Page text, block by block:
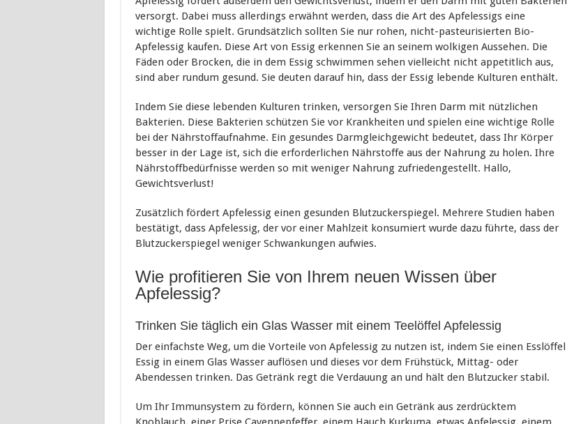
versorgt. Dabei muss allerdings erwähnt werden, dass die Art des Apfelessigs eine
wichtige Rolle spielt. Grundsätzlich sollten Sie nur rohen, nicht-pasteurisierten Bio-
Apfelessig kaufen. Diese Art von Essig erkennen Sie an seinem wolkigen Aussehen. Die
Fäden oder Brocken, die in dem Essig schwimmen sehen vielleicht nicht appetitlich aus,
sind aber rundum gesund. Sie deuten darauf hin, dass der Essig lebende Kulturen enthält.
Indem Sie diese lebenden Kulturen trinken, versorgen Sie Ihren Darm mit nützlichen
Bakterien. Diese Bakterien schützen Sie vor Krankheiten und spielen eine wichtige Rolle
bei der Nährstoffaufnahme. Ein gesundes Darmgleichgewicht bedeutet, dass Ihr Körper
besser in der Lage ist, sich die erforderlichen Nährstoffe aus der Nahrung zu holen. Ihre
Nährstoffbedürfnisse werden so mit weniger Nahrung zufriedengestellt. Hallo,
Gewichtsverlust!
Zusätzlich fördert Apfelessig einen gesunden Blutzuckerspiegel. Mehrere Studien haben
bestätigt, dass Apfelessig, der vor einer Mahlzeit konsumiert wurde dazu führte, dass der
Blutzuckerspiegel weniger Schwankungen aufwies.
Wie profitieren Sie von Ihrem neuen Wissen über
Apfelessig?
Trinken Sie täglich ein Glas Wasser mit einem Teelöffel Apfelessig
Der einfachste Weg, um die Vorteile von Apfelessig zu nutzen ist, indem Sie einen Esslöffel
Essig in einem Glas Wasser auflösen und dieses vor dem Frühstück, Mittag- oder
Abendessen trinken. Das Getränk regt die Verdauung an und hält den Blutzucker stabil.
Um Ihr Immunsystem zu fördern, können Sie auch ein Getränk aus zerdrücktem